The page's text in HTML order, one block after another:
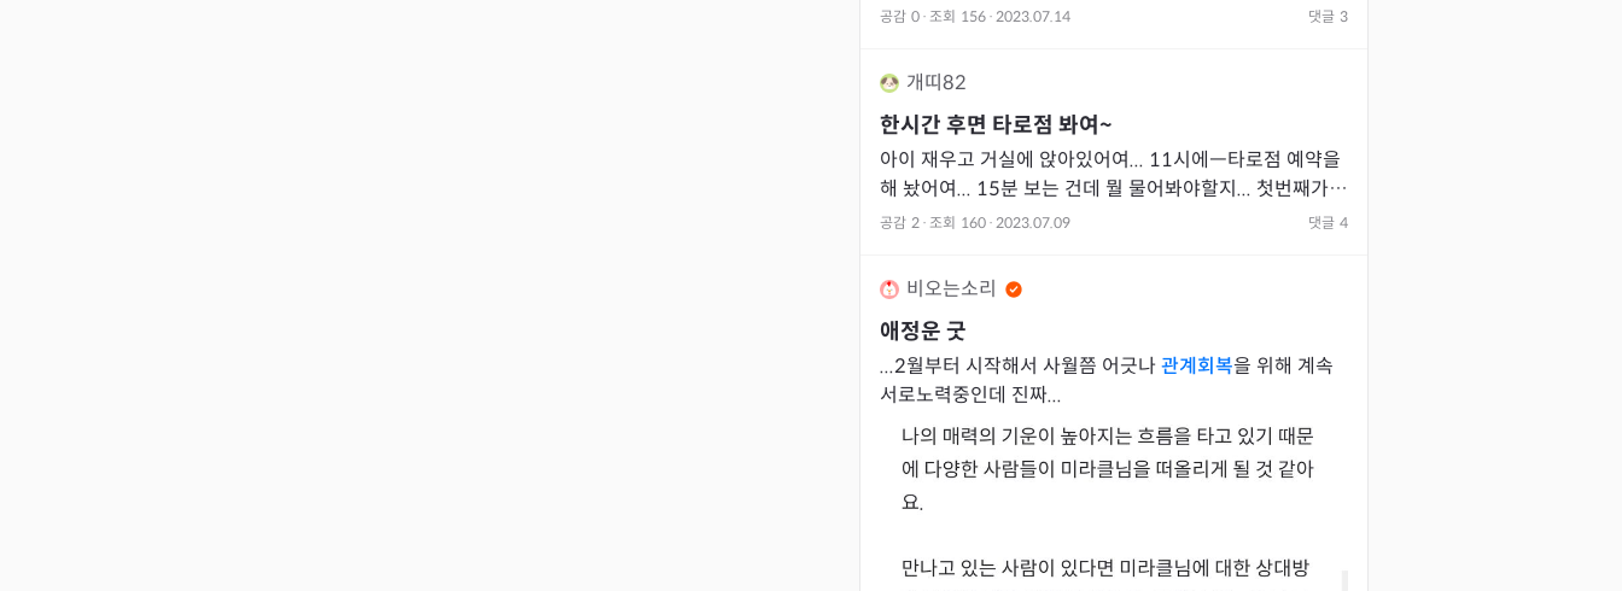
공감 0 · 조회 156 · 2023.07.14 댓글 3
개띠82
한시간 후면 타로점 봐여~
아이 재우고 거실에 앉아있어여... 11시에ㅡ타로점 예약을
해 놨어여... 15분 보는 건데 뭘 물어봐야할지... 첫번째가
신랑 돌아오는지 부터 물어보려구요... 저에 대한 심경변
공감 2 · 조회 160 · 2023.07.09 댓글 4
비오는소리
애정운 굿
...2월부터 시작해서 사월쯤 어긋나관계회복을 위해 계속
서로노력중인데 진짜...